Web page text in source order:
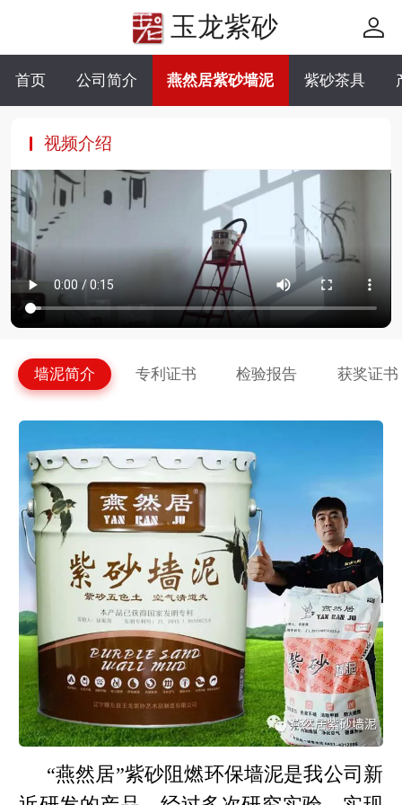
玉龙紫砂
首页 公司简介 燕然居紫砂墙泥 紫砂茶具
视频介绍
墙泥简介 专利证书 检验报告 获奖证书
“燕然居”紫砂阻燃环保墙泥是我公司新